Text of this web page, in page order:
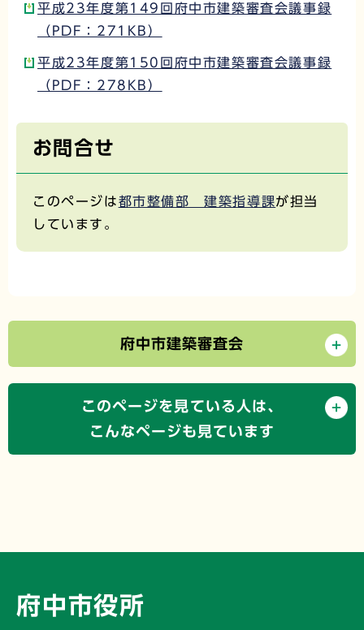
平成23年度第149回府中市建築審査会議事録
（PDF：271KB）
平成23年度第150回府中市建築審査会議事録
（PDF：278KB）
お問合せ
このページは都市整備部 建築指導課が担当
しています。
府中市建築審査会
このページを見ている人は、
こんなページも見ています
府中市役所